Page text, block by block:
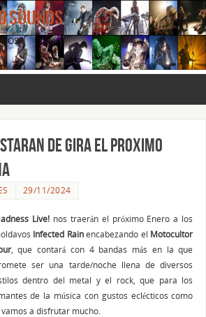
SOUNDS
de gira el proximo
29/11/2024
Live!nos traerán el próximo Enero a los
Infected Rainencabezando el Motocultor
, que contará con 4 bandas más en la que
ser una tarde/noche llena de diversos
dentro del metal y el rock, que para los
de la música con gustos eclécticos como
a disfrutar mucho.